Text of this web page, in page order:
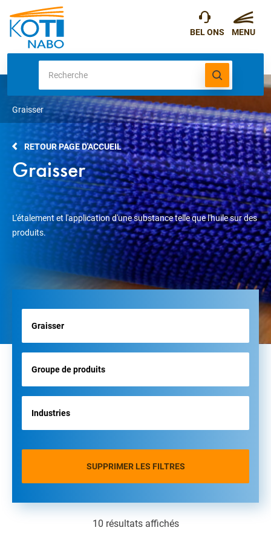
Graisser
RETOUR PAGE D'ACCUEIL
Graisser
L'étalement et l'application d'une substance telle que l'huile sur des
produits.
SUPPRIMER LES FILTRES
10 résultats affichés